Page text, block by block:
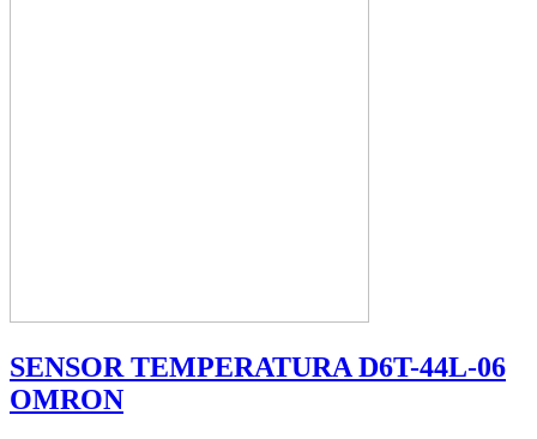
SENSOR TEMPERATURA D6T-44L-06
OMRON